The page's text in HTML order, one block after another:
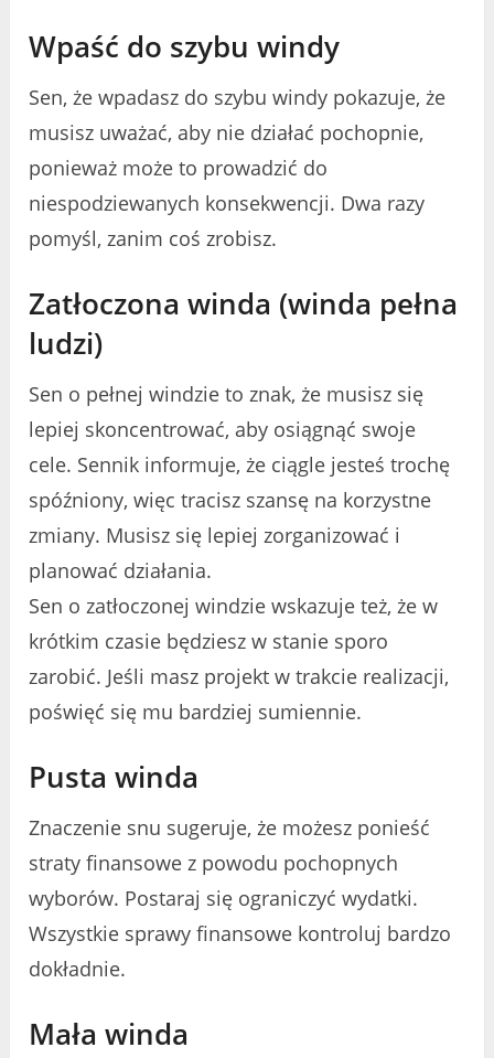
Wpaść do szybu windy
Sen, że wpadasz do szybu windy pokazuje, że
musisz uważać, aby nie działać pochopnie,
ponieważ może to prowadzić do
niespodziewanych konsekwencji. Dwa razy
pomyśl, zanim coś zrobisz.
Zatłoczona winda (winda pełna
ludzi)
Sen o pełnej windzie to znak, że musisz się
lepiej skoncentrować, aby osiągnąć swoje
cele. Sennik informuje, że ciągle jesteś trochę
spóźniony, więc tracisz szansę na korzystne
zmiany. Musisz się lepiej zorganizować i
planować działania.
Sen o zatłoczonej windzie wskazuje też, że w
krótkim czasie będziesz w stanie sporo
zarobić. Jeśli masz projekt w trakcie realizacji,
poświęć się mu bardziej sumiennie.
Pusta winda
Znaczenie snu sugeruje, że możesz ponieść
straty finansowe z powodu pochopnych
wyborów. Postaraj się ograniczyć wydatki.
Wszystkie sprawy finansowe kontroluj bardzo
dokładnie.
Mała winda